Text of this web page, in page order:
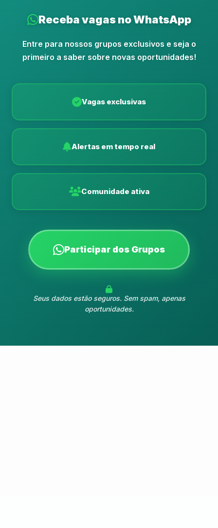
Receba vagas no WhatsApp
Entre para nossos grupos exclusivos e seja o
primeiro a saber sobre novas oportunidades!
Vagas exclusivas
Alertas em tempo real
Comunidade ativa
Participar dos Grupos
Seus dados estão seguros. Sem spam, apenas
oportunidades.